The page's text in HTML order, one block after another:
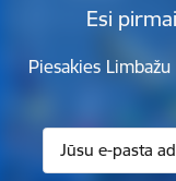
Esi
Piesakies